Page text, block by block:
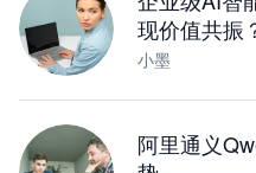
现价值共振
小墨
阿里通义